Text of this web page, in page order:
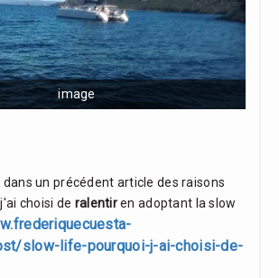
image
un précédent article des raisons
choisi de ralentiren adoptant la slow
slow-life-pourquoi-j-ai-choisi-de-